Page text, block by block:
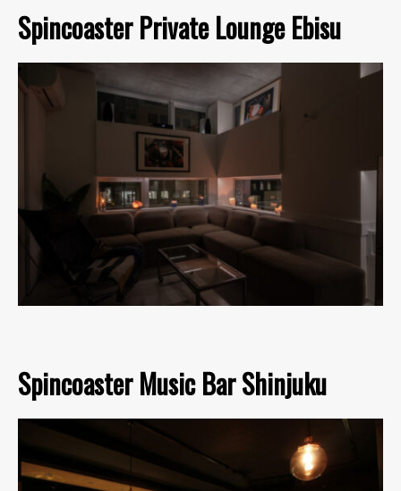
Spincoaster Private Lounge Ebisu
Spincoaster Music Bar Shinjuku